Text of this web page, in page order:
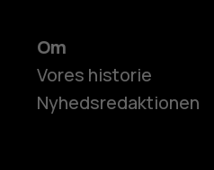
Om
Vores historie
Nyhedsredaktionen